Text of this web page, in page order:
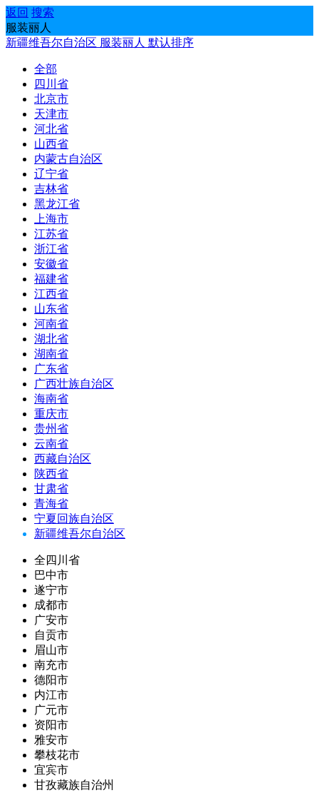
返回 搜索
服装丽人
新疆维吾尔自治区 服装丽人 默认排序
全部
四川省
北京市
天津市
河北省
山西省
内蒙古自治区
辽宁省
吉林省
黑龙江省
上海市
江苏省
浙江省
安徽省
福建省
江西省
山东省
河南省
湖北省
湖南省
广东省
广西壮族自治区
海南省
重庆市
贵州省
云南省
西藏自治区
陕西省
甘肃省
青海省
宁夏回族自治区
新疆维吾尔自治区
全四川省
巴中市
遂宁市
成都市
广安市
自贡市
眉山市
南充市
德阳市
内江市
广元市
资阳市
雅安市
攀枝花市
宜宾市
甘孜藏族自治州